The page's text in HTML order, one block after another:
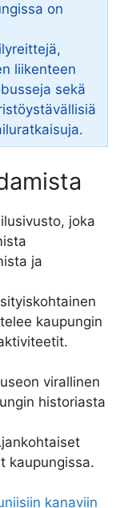
on
liikenteen
sekä
joka
ja
kaupungin
virallinen
historiasta
kaupungissa.
kanaviin